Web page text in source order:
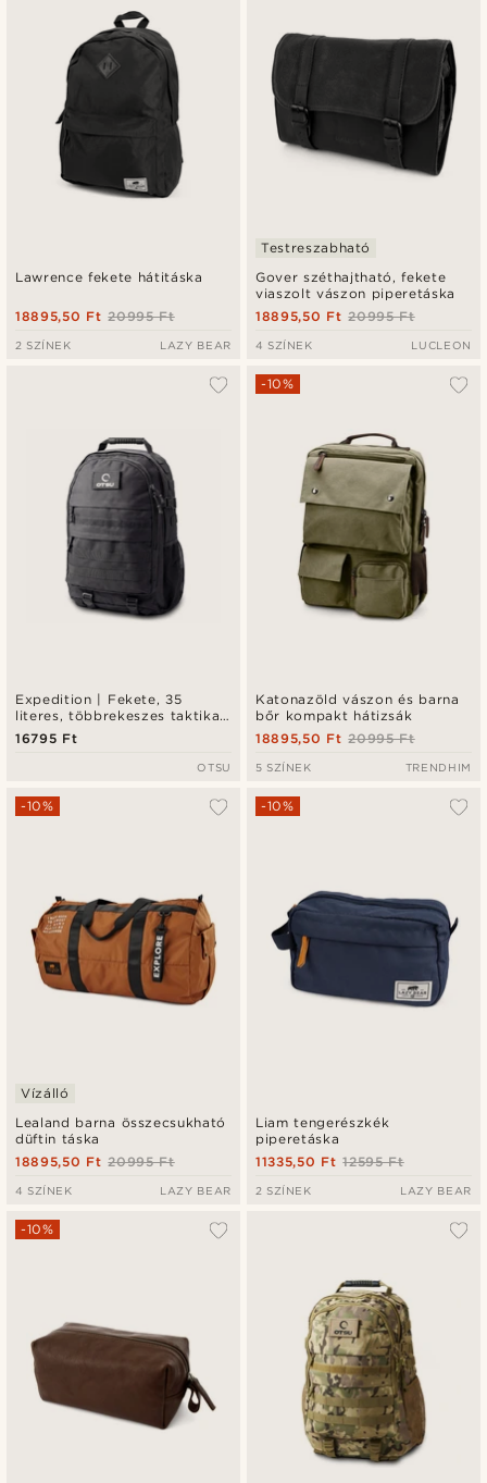
Lawrence fekete hátitáska
20995 Ft
18895,50 Ft
2 SZÍNEK LAZY BEAR
Gover széthajtható, fekete
viaszolt vászon piperetáska
Testreszabható
20995 Ft
18895,50 Ft
4 SZÍNEK LUCLEON
Expedition | Fekete, 35
literes, többrekeszes taktikai
hátizsák patch panellel
16795 Ft
OTSU
Katonazöld vászon és barna
bőr kompakt hátizsák
-10%
20995 Ft
18895,50 Ft
5 SZÍNEK TRENDHIM
Lealand barna összecsukható
düftin táska
-10%
Vízálló
20995 Ft
18895,50 Ft
4 SZÍNEK LAZY BEAR
Liam tengerészkék
piperetáska
-10%
12595 Ft
11335,50 Ft
2 SZÍNEK LAZY BEAR
-10%